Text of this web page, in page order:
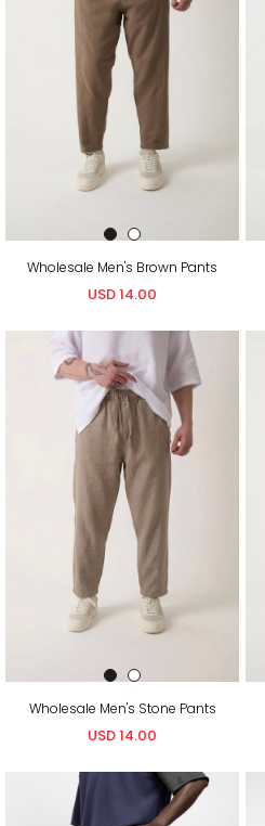
Wholesale Men's Brown Pants
USD 14.00
Wholesale Men's Stone Pants
USD 14.00